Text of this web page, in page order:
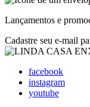
Lançamentos e
Cadastre seu e-mail
facebook
instagram
youtube